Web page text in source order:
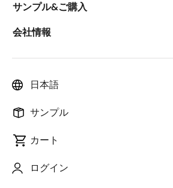
サンプル&ご購入
会社情報
日本語
サンプル
カート
ログイン
製品の購入・価格に関するお問合せは
問題が発生しているURL